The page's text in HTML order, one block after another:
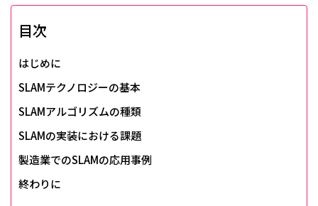
目次
はじめに
SLAMテクノロジーの基本
SLAMアルゴリズムの種類
SLAMの実装における課題
製造業でのSLAMの応用事例
終わりに